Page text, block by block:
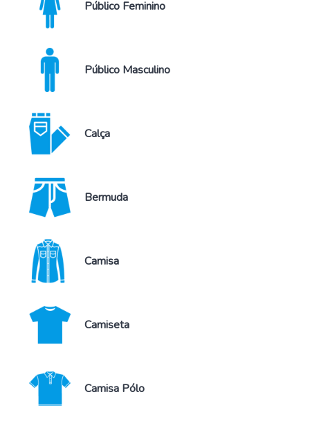
Público Feminino
Público Masculino
Calça
Bermuda
Camisa
Camiseta
Camisa Pólo